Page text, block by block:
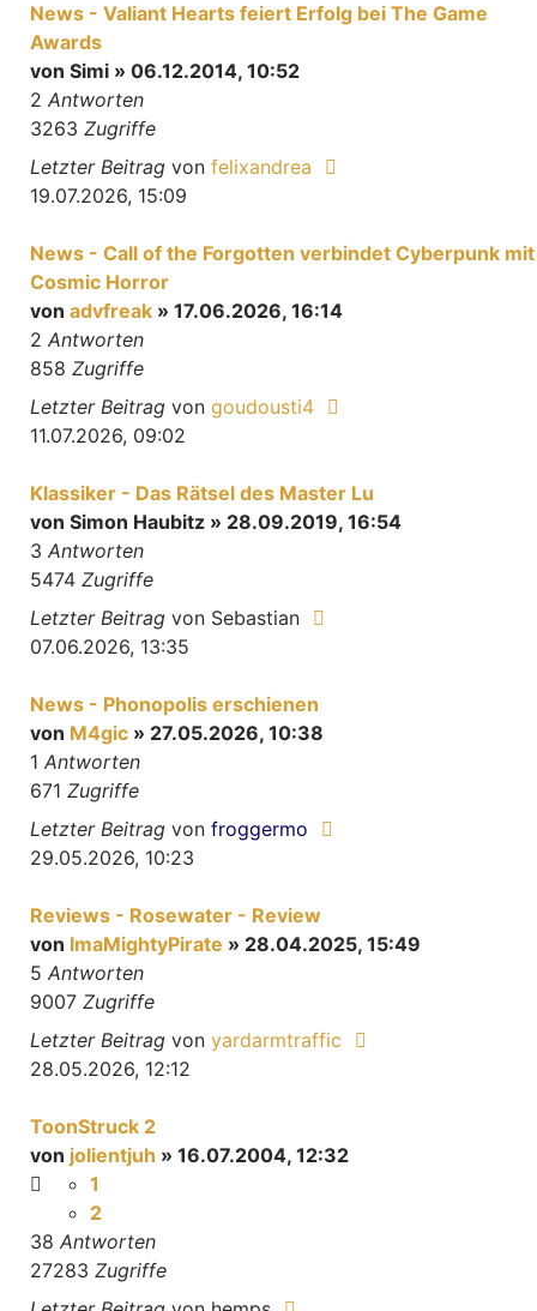
News - Valiant Hearts feiert Erfolg bei The Game
Awards
von Simi » 06.12.2014, 10:52
2 Antworten
3263 Zugriffe
Letzter Beitrag von felixandrea
19.07.2026, 15:09
News - Call of the Forgotten verbindet Cyberpunk mit
Cosmic Horror
von advfreak » 17.06.2026, 16:14
2 Antworten
858 Zugriffe
Letzter Beitrag von goudousti4
11.07.2026, 09:02
Klassiker - Das Rätsel des Master Lu
von Simon Haubitz » 28.09.2019, 16:54
3 Antworten
5474 Zugriffe
Letzter Beitrag von Sebastian
07.06.2026, 13:35
News - Phonopolis erschienen
von M4gic » 27.05.2026, 10:38
1 Antworten
671 Zugriffe
Letzter Beitrag von froggermo
29.05.2026, 10:23
Reviews - Rosewater - Review
von ImaMightyPirate » 28.04.2025, 15:49
5 Antworten
9007 Zugriffe
Letzter Beitrag von yardarmtraffic
28.05.2026, 12:12
ToonStruck 2
von jolientjuh » 16.07.2004, 12:32
1
2
38 Antworten
27283 Zugriffe